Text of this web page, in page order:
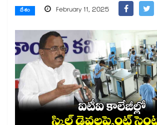
దేశం February 11, 2025